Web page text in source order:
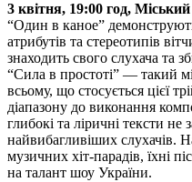
3 квітня, 19:00 год,
“Один в каное”
атрибутів та стереотипів
знаходить свого слухача та
“Сила в простоті” — такий
всьому, що стосується цієї
діапазону до виконання
глибокі та ліричні тексти
найвибагливіших слухачів.
музичних хіт-парадів, їхні
на талант шоу України.